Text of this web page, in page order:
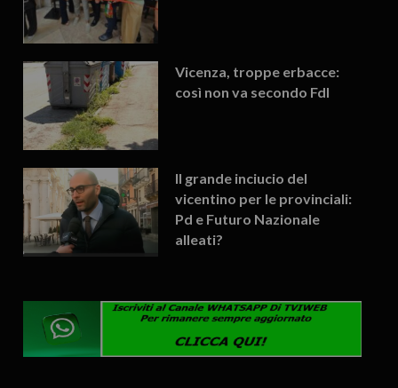
Vicenza, troppe erbacce:
così non va secondo FdI
Il grande inciucio del
vicentino per le provinciali:
Pd e Futuro Nazionale
alleati?